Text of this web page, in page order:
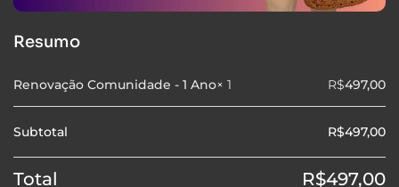
Resumo
Renovação Comunidade - 1 Ano× 1 R$497,00
Subtotal R$497,00
Total R$497,00